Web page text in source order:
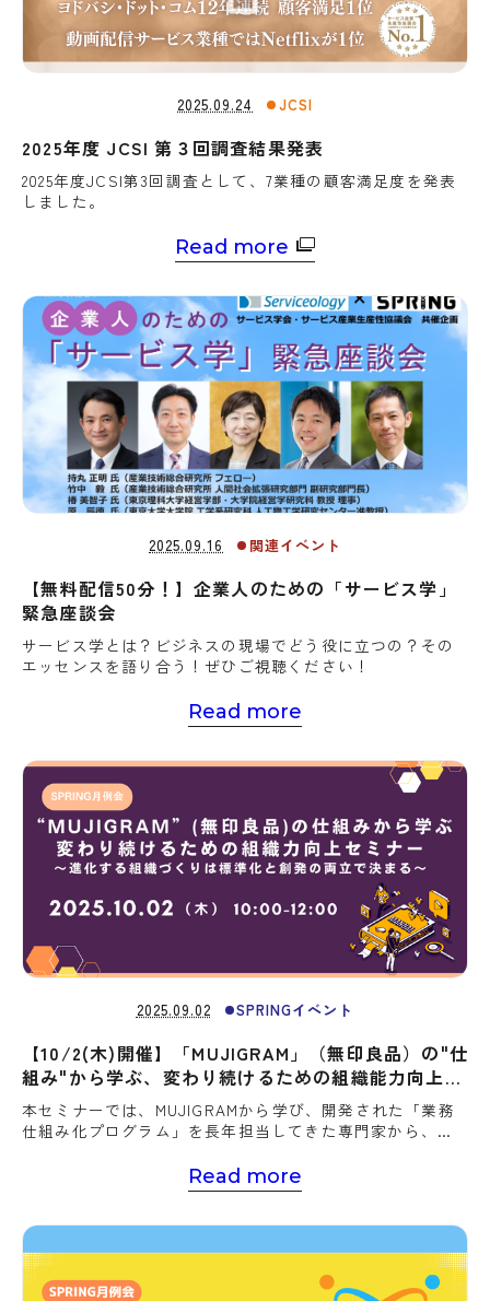
2025.09.24 JCSI
2025年度 JCSI 第３回調査結果発表
2025年度JCSI第3回調査として、7業種の顧客満足度を発表
しました。
Read more
2025.09.16 関連イベント
【無料配信50分！】企業人のための「サービス学」
緊急座談会
サービス学とは？ビジネスの現場でどう役に立つの？その
エッセンスを語り合う！ぜひご視聴ください！
Read more
2025.09.02 SPRINGイベント
【10/2(木)開催】「MUJIGRAM」（無印良品）の"仕
組み"から学ぶ、変わり続けるための組織能力向上セ
ミナー
本セミナーでは、MUJIGRAMから学び、開発された「業務
仕組み化プログラム」を長年担当してきた専門家から、標
ュアルの役割について情報提供します。
Read more